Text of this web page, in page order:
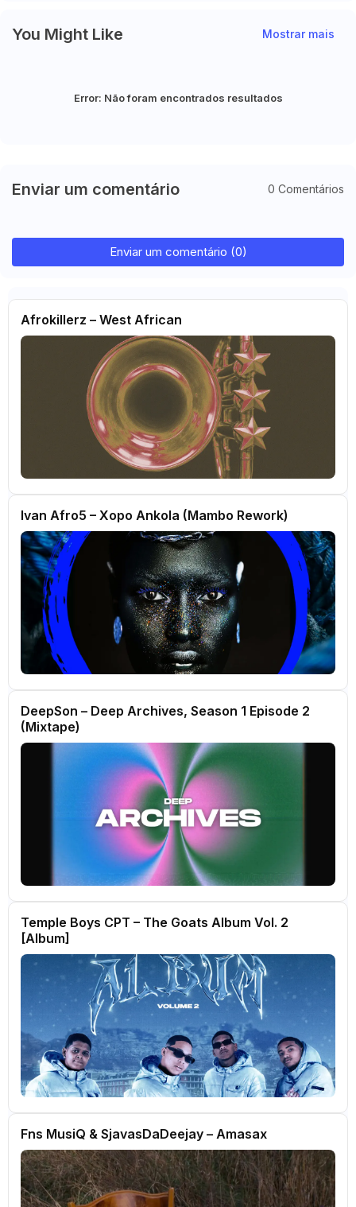
You Might Like Mostrar mais
Error: Não foram encontrados resultados
Enviar um comentário 0 Comentários
Enviar um comentário (0)
Afrokillerz – West African
Ivan Afro5 – Xopo Ankola (Mambo Rework)
DeepSon – Deep Archives, Season 1 Episode 2
(Mixtape)
Temple Boys CPT – The Goats Album Vol. 2
[Album]
Fns MusiQ & SjavasDaDeejay – Amasax